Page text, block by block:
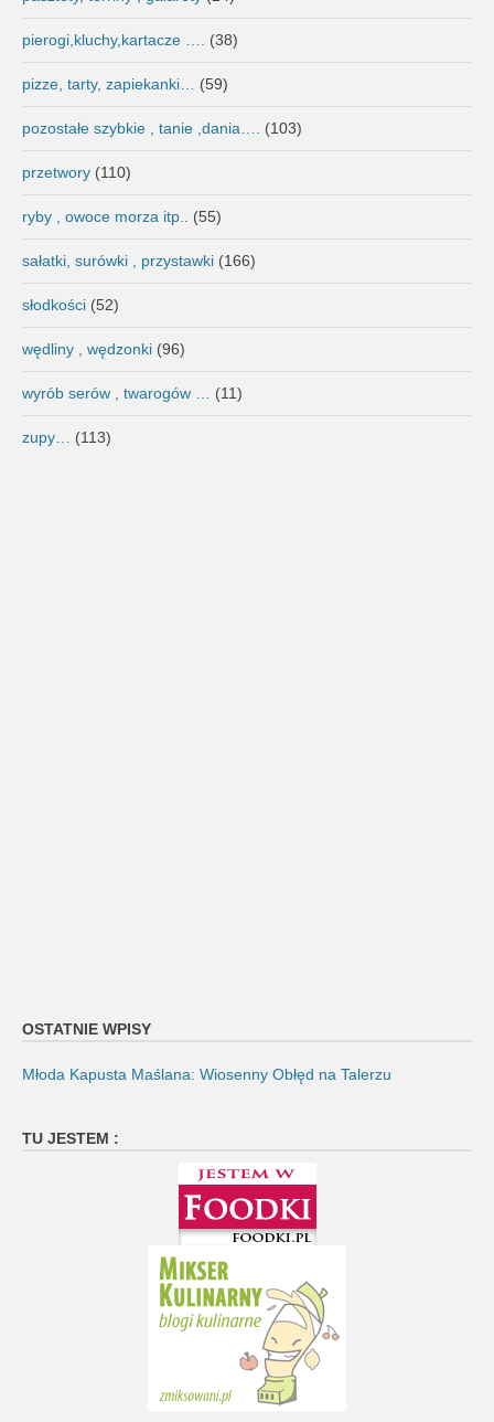
pierogi,kluchy,kartacze …. (38)
pizze, tarty, zapiekanki… (59)
pozostałe szybkie , tanie ,dania…. (103)
przetwory (110)
ryby , owoce morza itp.. (55)
sałatki, surówki , przystawki (166)
słodkości (52)
wędliny , wędzonki (96)
wyrób serów , twarogów … (11)
zupy… (113)
OSTATNIE WPISY
Młoda Kapusta Maślana: Wiosenny Obłęd na Talerzu
TU JESTEM :